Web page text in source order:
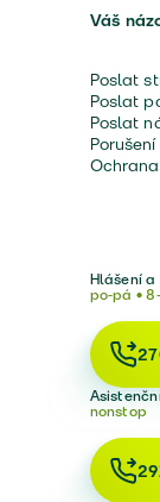
Váš
Poslat
Poslat
Poslat
Hlášení
po-pá •
nonstop